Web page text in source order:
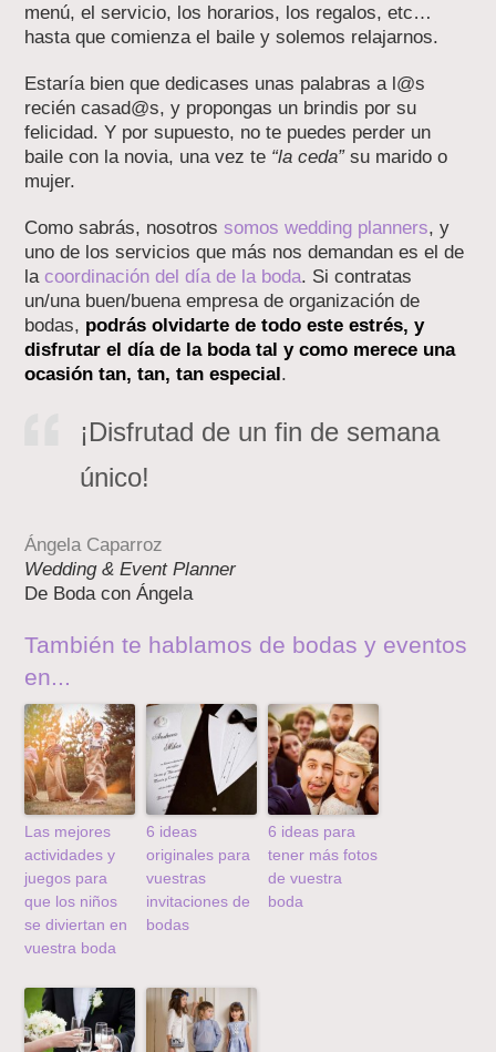
menú, el servicio, los horarios, los regalos, etc…
hasta que comienza el baile y solemos relajarnos.
Estaría bien que dedicases unas palabras a l@s
recién casad@s, y propongas un brindis por su
felicidad. Y por supuesto, no te puedes perder un
baile con la novia, una vez te “la ceda”su marido o
mujer.
Como sabrás, nosotros somos wedding planners, y
uno de los servicios que más nos demandan es el de
lacoordinación del día de la boda. Si contratas
un/una buen/buena empresa de organización de
bodas, podrás olvidarte de todo este estrés, y
disfrutar el día de la boda tal y como merece una
ocasión tan, tan, tan especial.
¡Disfrutad de un fin de semana
único!
Ángela Caparroz
Wedding & Event Planner
De Boda con Ángela
También te hablamos de bodas y eventos
en...
Las mejores
actividades y
juegos para
que los niños
se diviertan en
vuestra boda
6 ideas
originales para
vuestras
invitaciones de
bodas
6 ideas para
tener más fotos
de vuestra
boda